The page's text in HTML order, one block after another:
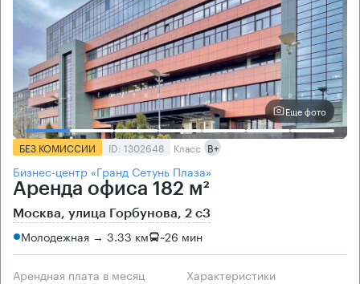
Еще фото
БЕЗ КОМИССИИ ID: 1302648 Класс B+
Бизнес-центр «Гранд Сетунь Плаза»
Аренда офиса 182 м²
Москва, улица Горбунова, 2 с3
Молодежная → 3.33 км ~26 мин
Арендная плата в месяц Характеристики